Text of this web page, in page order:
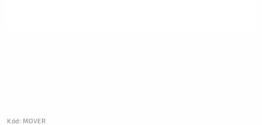
Kód: MOVER